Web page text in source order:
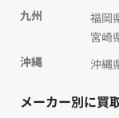
九州
福岡
宮崎
沖縄
沖縄
メーカー別に買